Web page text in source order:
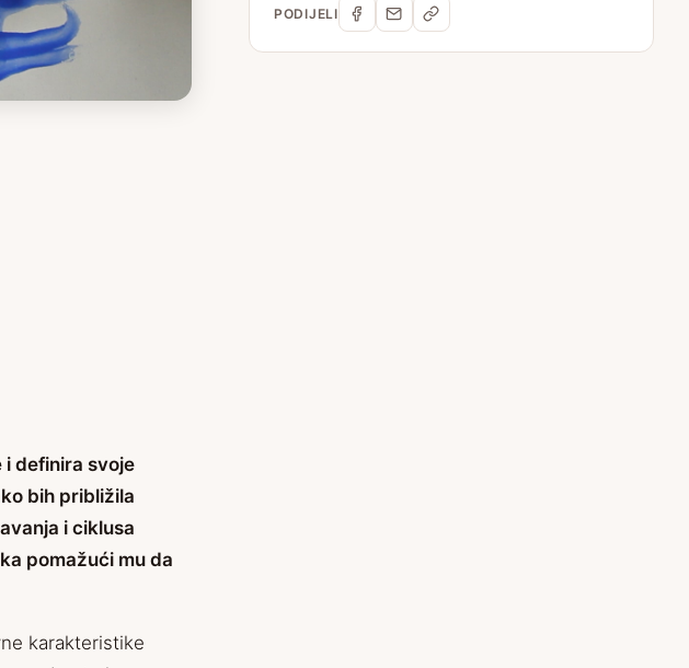
i definira svoje
bih približila
i ciklusa
pomažući mu da
karakteristike
PODIJELI